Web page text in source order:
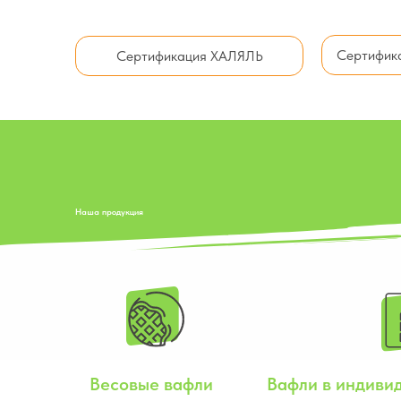
Сертификация ХАЛЯЛЬ
Наша продукция
Весовые вафли Вафли в